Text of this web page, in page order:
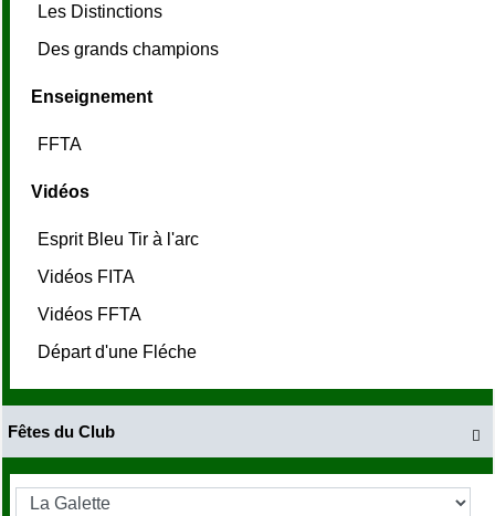
Les Distinctions
Des grands champions
Enseignement
FFTA
Vidéos
Esprit Bleu Tir à l'arc
Vidéos FITA
Vidéos FFTA
Départ d'une Fléche

Fêtes du Club